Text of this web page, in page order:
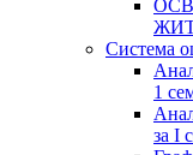
Система
1
за І